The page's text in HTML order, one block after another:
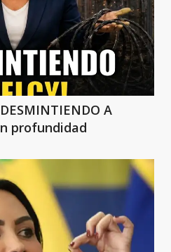
A
profundidad